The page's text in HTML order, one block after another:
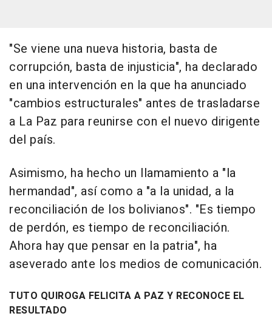
"Se viene una nueva historia, basta de
corrupción, basta de injusticia", ha declarado
en una intervención en la que ha anunciado
"cambios estructurales" antes de trasladarse
a La Paz para reunirse con el nuevo dirigente
del país.
Asimismo, ha hecho un llamamiento a "la
hermandad", así como a "a la unidad, a la
reconciliación de los bolivianos". "Es tiempo
de perdón, es tiempo de reconciliación.
Ahora hay que pensar en la patria", ha
aseverado ante los medios de comunicación.
TUTO QUIROGA FELICITA A PAZ Y RECONOCE EL
RESULTADO